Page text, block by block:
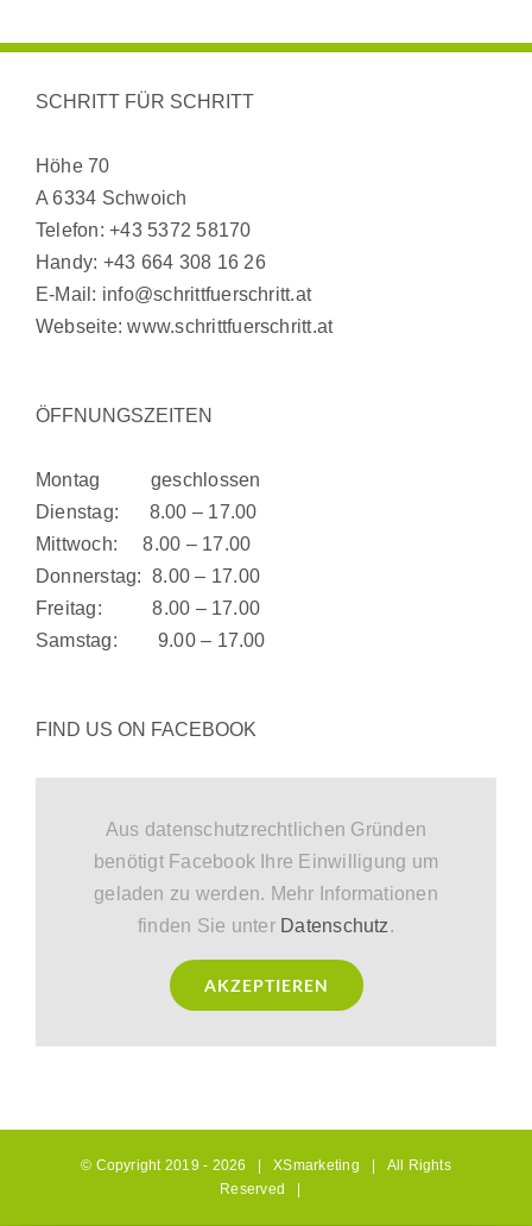
SCHRITT FÜR SCHRITT
Höhe 70
A 6334 Schwoich
Telefon:+43 5372 58170
Handy: +43 664 308 16 26
E-Mail: info@schrittfuerschritt.at
Webseite:www.schrittfuerschritt.at
ÖFFNUNGSZEITEN
Montag geschlossen
Dienstag: 8.00 – 17.00
Mittwoch: 8.00 – 17.00
Donnerstag: 8.00 – 17.00
Freitag: 8.00 – 17.00
Samstag: 9.00 – 17.00
FIND US ON FACEBOOK
Aus datenschutzrechtlichen Gründen
benötigt Facebook Ihre Einwilligung um
geladen zu werden. Mehr Informationen
finden Sie unter Datenschutz.
AKZEPTIEREN
© Copyright 2019 - 2026 |XSmarketing | All Rights
Reserved |